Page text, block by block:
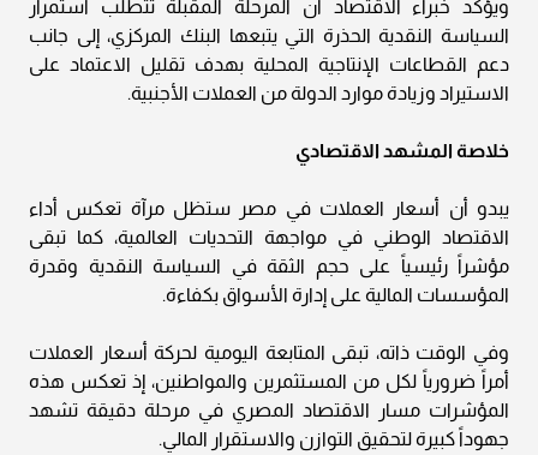
ويؤكد خبراء الاقتصاد أن المرحلة المقبلة تتطلب استمرار
السياسة النقدية الحذرة التي يتبعها البنك المركزي، إلى جانب
دعم القطاعات الإنتاجية المحلية بهدف تقليل الاعتماد على
الاستيراد وزيادة موارد الدولة من العملات الأجنبية.
خلاصة المشهد الاقتصادي
يبدو أن أسعار العملات في مصر ستظل مرآة تعكس أداء
الاقتصاد الوطني في مواجهة التحديات العالمية، كما تبقى
مؤشراً رئيسياً على حجم الثقة في السياسة النقدية وقدرة
المؤسسات المالية على إدارة الأسواق بكفاءة.
وفي الوقت ذاته، تبقى المتابعة اليومية لحركة أسعار العملات
أمراً ضرورياً لكل من المستثمرين والمواطنين، إذ تعكس هذه
المؤشرات مسار الاقتصاد المصري في مرحلة دقيقة تشهد
جهوداً كبيرة لتحقيق التوازن والاستقرار المالي.